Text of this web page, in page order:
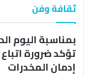
ثقافة وفن
بمناسبة اليوم
تؤكد ضرورة
إدمان المخدرات